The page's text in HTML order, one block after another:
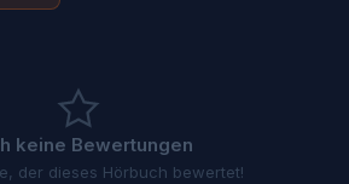
keine Bewertungen
der dieses Hörbuch bewertet!